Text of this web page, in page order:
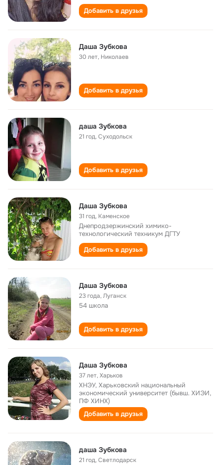
Добавить в друзья
Даша Зубкова
30 лет, Николаев
Добавить в друзья
даша Зубкова
21 год,Суходольск
Добавить в друзья
Даша Зубкова
31 год, Каменское
Днепродзержинский химико-
технологический техникум ДГТУ
Добавить в друзья
Даша Зубкова
23 года,Луганск
54 школа
Добавить в друзья
Даша Зубкова
37 лет,Харьков
ХНЭУ, Харьковский национальный
экономический университет (бывш. ХИЭИ,
ПФ ХИНХ)
Добавить в друзья
даша Зубкова
21 год,Светлодарск